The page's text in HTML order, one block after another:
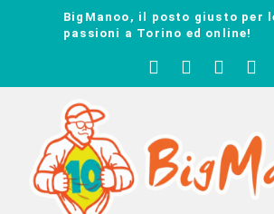
BigManoo, il posto giusto per
passioni a Torino ed online!